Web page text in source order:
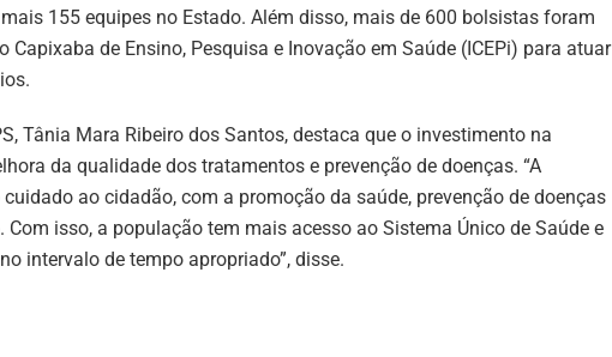
155 equipes no Estado. Além disso, mais de 600 bolsistas foram
de Ensino, Pesquisa e Inovação em Saúde (ICEPi) para atuar
Tânia Mara Ribeiro dos Santos, destaca que o investimento na
da qualidade dos tratamentos e prevenção de doenças. “A
ao cidadão, com a promoção da saúde, prevenção de doenças
isso, a população tem mais acesso ao Sistema Único de Saúde e
intervalo de tempo apropriado”, disse.